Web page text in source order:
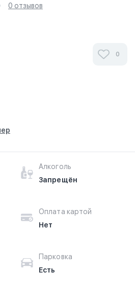
0 отзывов
0
Алкоголь
Запрещён
Оплата картой
Нет
Парковка
Есть